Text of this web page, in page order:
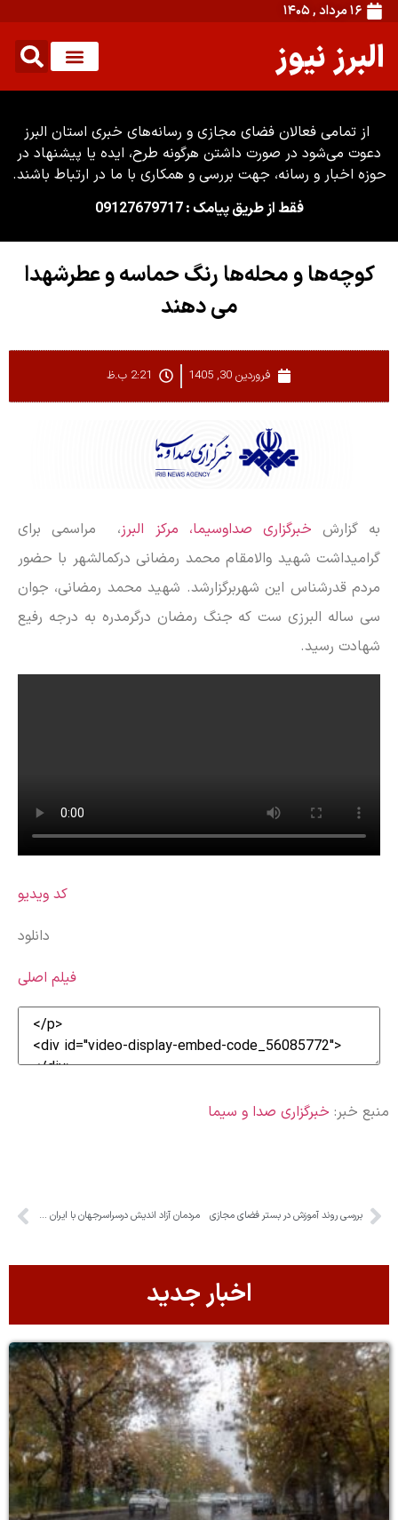
۱۶ مرداد , ۱۴۰۵
البرز نیوز
از تمامی فعالان فضای مجازی و رسانه‌های خبری استان البرز
دعوت می‌شود در صورت داشتن هرگونه طرح، ایده یا پیشنهاد در
حوزه اخبار و رسانه، جهت بررسی و همکاری با ما در ارتباط باشند.
فقط از طریق پیامک : 09127679717
کوچه‌ها و محله‌ها رنگ حماسه و عطرشهدا
می دهند
فروردین 30, 1405 2:21 ب.ظ
به گزارش خبرگزاری صداوسیما، مرکز البرز، مراسمی برای
گرامیداشت شهید والامقام محمد رمضانی درکمالشهر با حضور
مردم قدرشناس این شهربرگزارشد. شهید محمد رمضانی، جوان
سی ساله البرزی ست که جنگ رمضان درگرمدره به درجه رفیع
شهادت رسید.
کد ویدیو
دانلود
فیلم اصلی
منبع خبر: خبرگزاری صدا و سیما
بررسی روند آموزش در بستر فضای مجازی مردمان آزاد اندیش درسراسرجهان با ایران همدلی می کنند
اخبار جدید